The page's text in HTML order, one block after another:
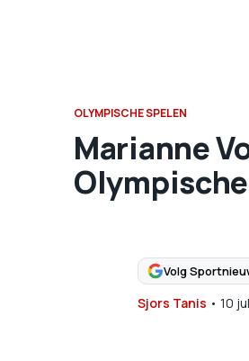
OLYMPISCHE SPELEN
Marianne
Volg
Sjors Tanis • 10